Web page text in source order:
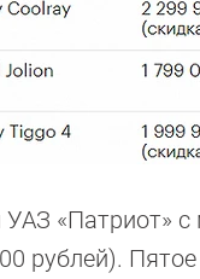
«Патриот»
рублей).